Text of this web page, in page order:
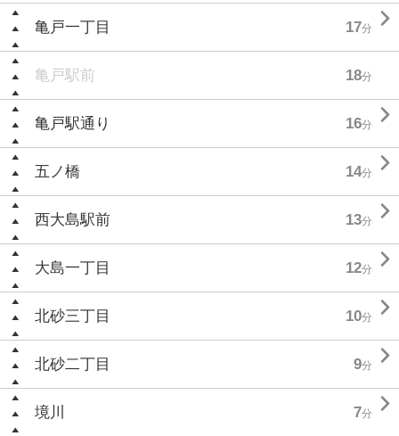
亀戸一丁目 17分 
亀戸駅前 18分
亀戸駅通り 16分 
五ノ橋 14分 
西大島駅前 13分 
大島一丁目 12分 
北砂三丁目 10分 
北砂二丁目 9分 
境川 7分 